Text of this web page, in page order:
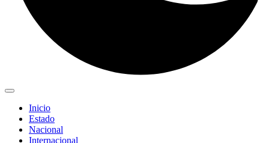
Inicio
Estado
Nacional
Internacional